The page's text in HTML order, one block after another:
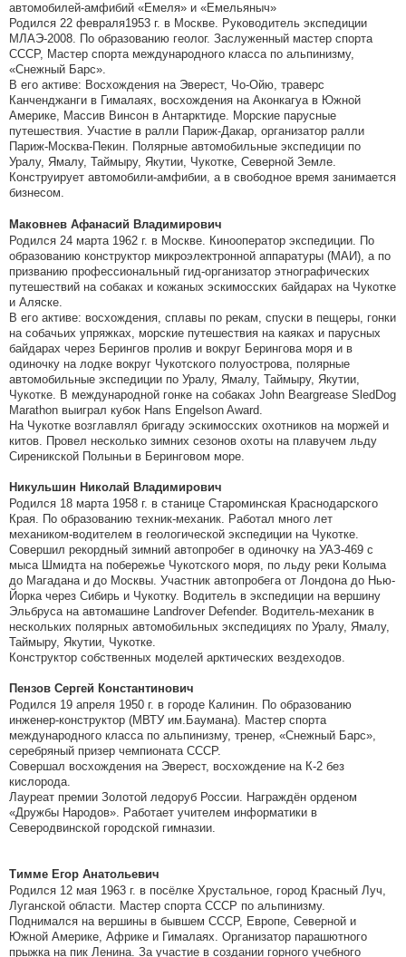
автомобилей-амфибий «Емеля» и «Емельяныч»
Родился 22 февраля1953 г. в Москве. Руководитель экспедиции
МЛАЭ-2008. По образованию геолог. Заслуженный мастер спорта
СССР, Мастер спорта международного класса по альпинизму,
«Снежный Барс».
В его активе: Восхождения на Эверест, Чо-Ойю, траверс
Канченджанги в Гималаях, восхождения на Аконкагуа в Южной
Америке, Массив Винсон в Антарктиде. Морские парусные
путешествия. Участие в ралли Париж-Дакар, организатор ралли
Париж-Москва-Пекин. Полярные автомобильные экспедиции по
Уралу, Ямалу, Таймыру, Якутии, Чукотке, Северной Земле.
Конструирует автомобили-амфибии, а в свободное время занимается
бизнесом.
Маковнев Афанасий Владимирович
Родился 24 марта 1962 г. в Москве. Кинооператор экспедиции. По
образованию конструктор микроэлектронной аппаратуры (МАИ), а по
призванию профессиональный гид-организатор этнографических
путешествий на собаках и кожаных эскимосских байдарах на Чукотке
и Аляске.
В его активе: восхождения, сплавы по рекам, спуски в пещеры, гонки
на собачьих упряжках, морские путешествия на каяках и парусных
байдарах через Берингов пролив и вокруг Берингова моря и в
одиночку на лодке вокруг Чукотского полуострова, полярные
автомобильные экспедиции по Уралу, Ямалу, Таймыру, Якутии,
Чукотке. В международной гонке на собаках John Beargrease SledDog
Marathon выиграл кубок Hans Engelson Award.
На Чукотке возглавлял бригаду эскимосских охотников на моржей и
китов. Провел несколько зимних сезонов охоты на плавучем льду
Сиреникской Полыньи в Беринговом море.
Никульшин Николай Владимирович
Родился 18 марта 1958 г. в станице Староминская Краснодарского
Края. По образованию техник-механик. Работал много лет
механиком-водителем в геологической экспедиции на Чукотке.
Совершил рекордный зимний автопробег в одиночку на УАЗ-469 с
мыса Шмидта на побережье Чукотского моря, по льду реки Колыма
до Магадана и до Москвы. Участник автопробега от Лондона до Нью-
Йорка через Сибирь и Чукотку. Водитель в экспедиции на вершину
Эльбруса на автомашине Landrover Defender. Водитель-механик в
нескольких полярных автомобильных экспедициях по Уралу, Ямалу,
Таймыру, Якутии, Чукотке.
Конструктор собственных моделей арктических вездеходов.
Пензов Сергей Константинович
Родился 19 апреля 1950 г. в городе Калинин. По образованию
инженер-конструктор (МВТУ им.Баумана). Мастер спорта
международного класса по альпинизму, тренер, «Снежный Барс»,
серебряный призер чемпионата СССР.
Совершал восхождения на Эверест, восхождение на К-2 без
кислорода.
Лауреат премии Золотой ледоруб России. Награждён орденом
«Дружбы Народов». Работает учителем информатики в
Северодвинской городской гимназии.
Тимме Егор Анатольевич
Родился 12 мая 1963 г. в посёлке Хрустальное, город Красный Луч,
Луганской области. Мастер спорта СССР по альпинизму.
Поднимался на вершины в бывшем СССР, Европе, Северной и
Южной Америке, Африке и Гималаях. Организатор парашютного
прыжка на пик Ленина. За участие в создании горного учебного